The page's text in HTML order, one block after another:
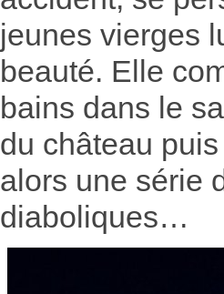
jeunes vierges
beauté. Elle
bains dans le
du château
alors une série
diaboliques…